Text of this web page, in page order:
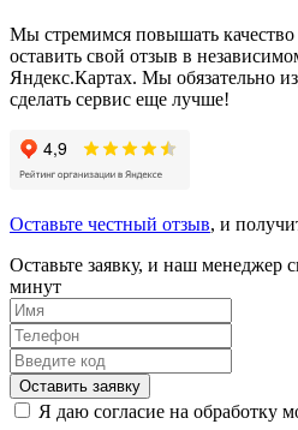
Мы стремимся повышать качество
оставить свой отзыв в
Яндекс.Картах. Мы обязательно
сделать сервис еще лучше!
Оставьте честный отзыв, и
Оставьте заявку, и наш менеджер
минут
Оставить заявку
Я даю согласие на обработку